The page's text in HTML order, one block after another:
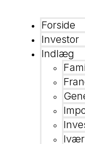
Forside
Investor
Indlæg